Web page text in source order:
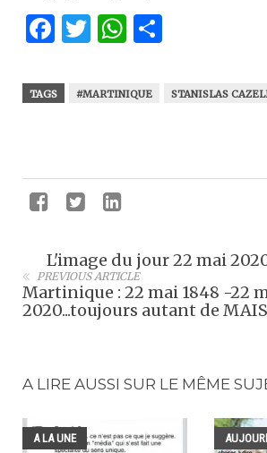
Facebook
Twitter
WhatsApp
TAGS #MARTINIQUE STANISLAS
L'image du jour 22 mai
PREVIOUS ARTICLE
Martinique : 22 mai 1848 -22
2020...toujours autant de
A LIRE AUSSI SUR LE MÊME
A LA UNE